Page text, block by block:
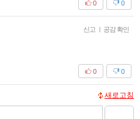
0
0
신고 | 공감 확인
0
0
새로고침